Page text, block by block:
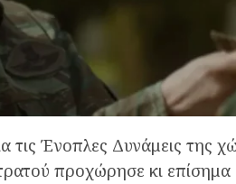
τις Ένοπλες Δυνάμεις της
προχώρησε κι